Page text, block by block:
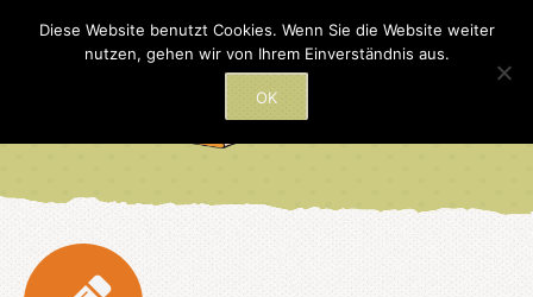
Diese Website benutzt Cookies. Wenn Sie die Website weiter
nutzen, gehen wir von Ihrem Einverständnis aus.
OK